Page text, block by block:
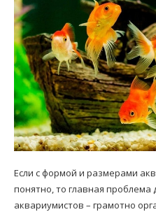
Если с формой и размерами
понятно, то главная
аквариумистов – грамотно